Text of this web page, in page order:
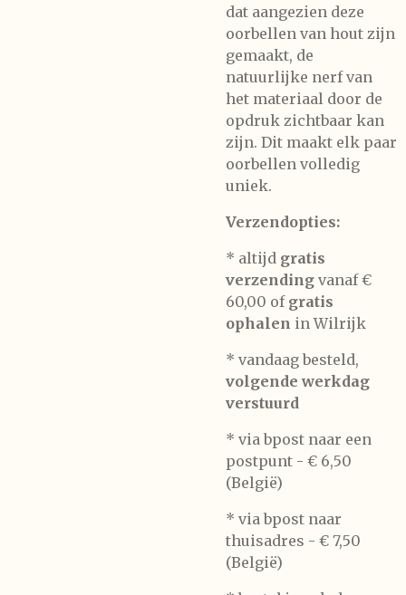
dat aangezien deze
oorbellen van hout zijn
gemaakt, de
natuurlijke nerf van
het materiaal door de
opdruk zichtbaar kan
zijn. Dit maakt elk paar
oorbellen volledig
uniek.
Verzendopties:
* altijd gratis
verzending vanaf €
60,00 of gratis
ophalen in Wilrijk
* vandaag besteld,
volgende werkdag
verstuurd
* via bpost naar een
postpunt - € 6,50
(België)
* via bpost naar
thuisadres - € 7,50
(België)